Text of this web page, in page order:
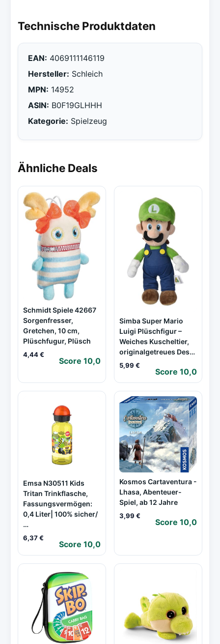
Technische Produktdaten
EAN: 4069111146119
Hersteller: Schleich
MPN: 14952
ASIN: B0F19GLHHH
Kategorie: Spielzeug
Ähnliche Deals
Schmidt Spiele 42667
Sorgenfresser,
Gretchen, 10 cm,
Plüschfugur, Plüsch
4,44 €
Score 10,0
Simba Super Mario
Luigi Plüschfigur –
Weiches Kuscheltier,
originalgetreues Des…
5,99 €
Score 10,0
Emsa N30511 Kids
Tritan Trinkflasche,
Fassungsvermögen:
0,4 Liter| 100% sicher/
…
6,37 €
Score 10,0
Kosmos Cartaventura -
Lhasa, Abenteuer-
Spiel, ab 12 Jahre
3,99 €
Score 10,0